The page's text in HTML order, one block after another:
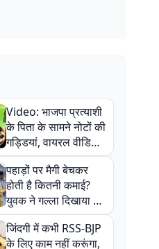
Video: भाजपा प्रत्याशी
के पिता के सामने नोटों की
गड्डियां, वायरल वीडियो
से राजनीति में उबाल,
अजित महतो बोले- TMC
की गंदी चाल
पहाड़ों पर मैगी बेचकर
होती है कितनी कमाई?
युवक ने गल्ला दिखाया तो
नौकरी वालों के खड़े हो गए
कान
जिंदगी में कभी RSS-BJP
के लिए काम नहीं करूंगा,